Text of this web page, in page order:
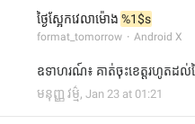
ថ្ងៃស្អែកវេលាម៉ោង %1$s
format_tomorrow Android X
ឧទាហរណ៍៖ គាត់ចុះខេត្តរហូតដល់ថ្
មនុញ្ញ វម្ម៌, Jan 23 at 01:21